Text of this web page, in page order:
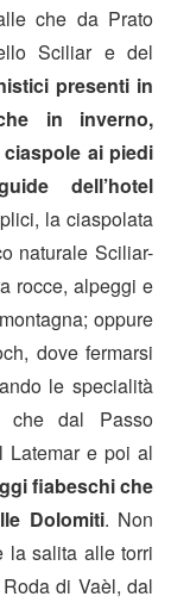
che da Prato
Sciliar e del
presenti in
in inverno,
ai piedi
dell’hotel
la ciaspolata
naturale Sciliar-
rocce, alpeggi e
oppure
dove fermarsi
le specialità
che dal Passo
Latemar e poi al
fiabeschi che
Dolomiti. Non
la salita alle torri
di Vaèl, dal